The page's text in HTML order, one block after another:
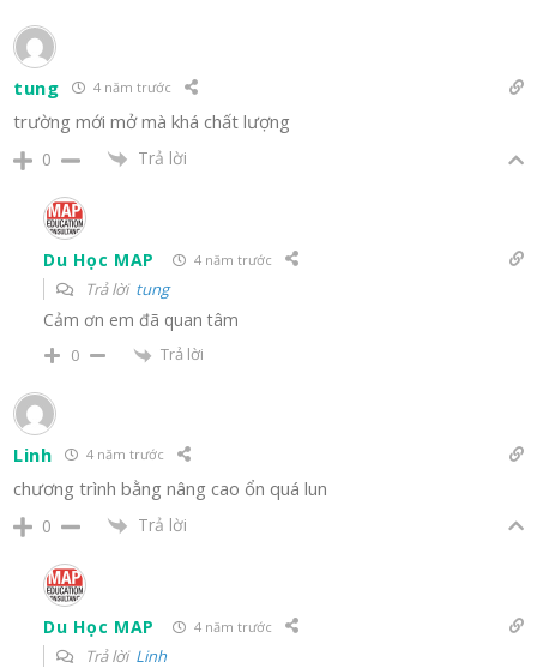
tung 4 năm trước
trường mới mở mà khá chất lượng
0 Trả lời
Du Học MAP 4 năm trước
Trả lời tung
Cảm ơn em đã quan tâm
0 Trả lời
Linh 4 năm trước
chương trình bằng nâng cao ổn quá lun
0 Trả lời
Du Học MAP 4 năm trước
Trả lời Linh